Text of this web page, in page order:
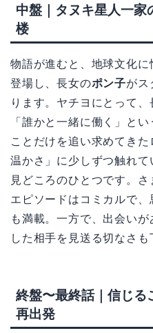
楼
物語が進むと、地球文化
登場し、長女の ポン子
がス
ります。ヤチヨにとって
「誰かと一緒に働く」と
ことだけを追い求めてき
温かさ」に少しずつ触れ
見どころのひとつです。
エピソードはコミカルで、